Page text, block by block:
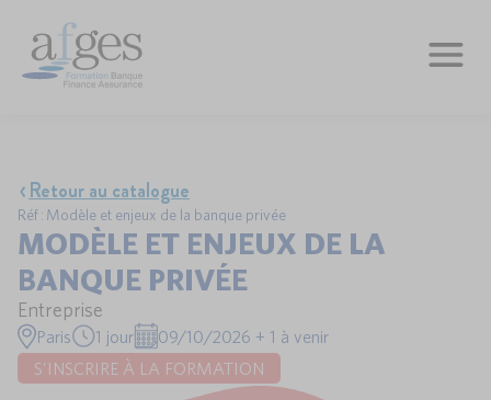
Retour au catalogue
Réf : Modèle et enjeux de la banque privée
MODÈLE ET ENJEUX DE LA
BANQUE PRIVÉE
Entreprise
Paris 1 jour
09/10/2026 + 1 à venir
S'INSCRIRE À LA FORMATION